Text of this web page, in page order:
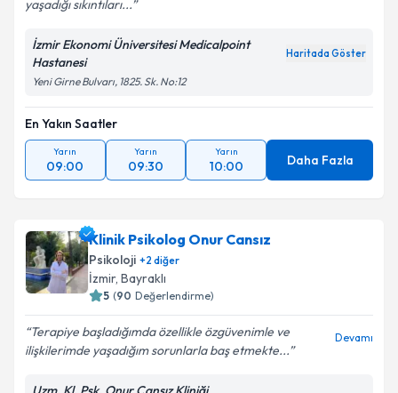
yaşadığı sıkıntıları...
İzmir Ekonomi Üniversitesi Medicalpoint
Hastanesi
Haritada Göster
Yeni Girne Bulvarı, 1825. Sk. No:12
En Yakın Saatler
Yarın
09:00
Yarın
09:30
Yarın
10:00 Daha Fazla
Klinik Psikolog Onur Cansız
Psikoloji +2 diğer
İzmir, Bayraklı
5 (90 Değerlendirme)
Terapiye başladığımda özellikle özgüvenimle ve
ilişkilerimde yaşadığım sorunlarla baş etmekte...
Devamı